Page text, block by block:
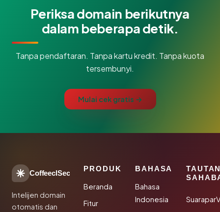
Periksa domain berikutnya
dalam beberapa detik.
Tanpa pendaftaran. Tanpa kartu kredit. Tanpa kuota
tersembunyi.
Mulai cek gratis →
CoffeeclSec
Intelijen domain
otomatis dan
PRODUK
Beranda
Fitur
BAHASA
Bahasa
Indonesia